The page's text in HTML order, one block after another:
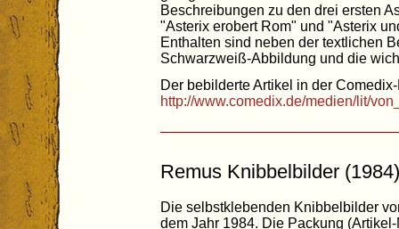
Beschreibungen zu den drei ersten
"Asterix erobert Rom" und "Asterix
Enthalten sind neben der textlichen
Schwarzweiß-Abbildung und die
Der bebilderte Artikel in der
http://www.comedix.de/medien/lit/
Remus Knibbelbilder (1984)
Die selbstklebenden Knibbelbilder
dem Jahr 1984. Die Packung